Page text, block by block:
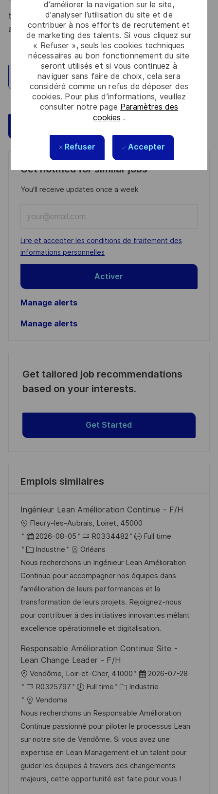
d’améliorer la navigation sur le site,
d’analyser l’utilisation du site et de
contribuer à nos efforts de recrutement et
de marketing des talents. Si vous cliquez sur
« Refuser », seuls les cookies techniques
nécessaires au bon fonctionnement du site
seront utilisés et si vous continuez à
naviguer sans faire de choix, cela sera
considéré comme un refus de déposer des
cookies. Pour plus d’informations, veuillez
consulter notre page Paramètres des
cookies .
Refuser Accepter
Thales, entreprise Handi-Engagée, reconnait
tous les talents. La diversité est notre meilleur
atout. Postulez et rejoignez nous !
Explorez un site
Get notified for similar jobs
You'll receive updates once a week
Email
address
(Required)
Required
Lire et accepter les conditions de traitement des
informations personnelles
Activer
Manage alerts
Manage alerts
Get tailored job recommendations
based on your interests.
Get Started
Emplois similaires
Ingénieur Lean Amélioration Continue - F/H
o
c
a
l
i
s
a
t
o
Fleury-les-Aubrais, Loiret, 45000
D
a
t
e
d
’
a
f
i
a
g
2026-08-05
R
é
f
é
r
e
n
c
d
o
R0334482
Full time
C
a
t
é
g
o
r
e
Industrie
Orléans
Nous recherchons un Ingénieur Lean Amélioration
Continue pour accompagner nos équipes dans
l'amélioration de leurs performances et la
transformation de leurs projets. Rejoignez-nous
pour contribuer à des initiatives innovantes mêlant
excellence opérationnelle et digitalisation.
Responsable Amélioration Continue Site -
Lean Change Leader - F/H
o
c
a
l
i
s
a
t
Vendôme, Loir-et-Cher, 41000
D
a
e
d
a
f
f
2026-07-28
R
é
f
é
r
e
n
c
R0325797 Full time
C
t
é
g
o
r
i
Industrie
Vendome
Nous recherchons un Responsable Amélioration
Continue passionné pour piloter le processus Lean
sur notre site de Vendôme. Si vous avez une
expertise en Lean Management et un talent pour
guider les équipes à travers des changements
majeurs, cette opportunité est faite pour vous !